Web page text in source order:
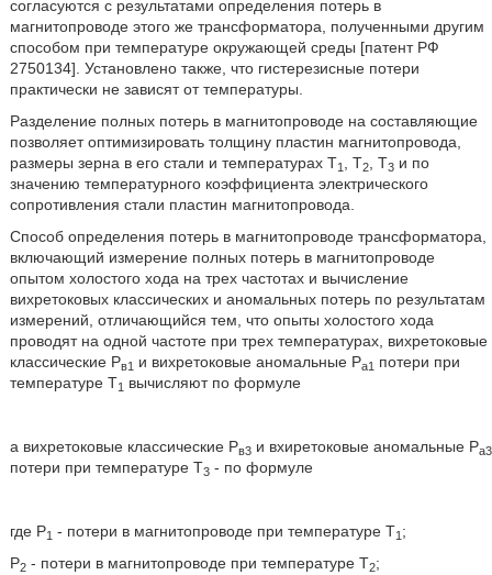
согласуются с результатами определения потерь в
магнитопроводе этого же трансформатора, полученными другим
способом при температуре окружающей среды [патент РФ
2750134]. Установлено также, что гистерезисные потери
практически не зависят от температуры.
Разделение полных потерь в магнитопроводе на составляющие
позволяет оптимизировать толщину пластин магнитопровода,
размеры зерна в его стали и температурах Т1 , Т2, Т3и по
значению температурного коэффициента электрического
сопротивления стали пластин магнитопровода.
Способ определения потерь в магнитопроводе трансформатора,
включающий измерение полных потерь в магнитопроводе
опытом холостого хода на трех частотах и вычисление
вихретоковых классических и аномальных потерь по результатам
измерений, отличающийся тем, что опыты холостого хода
проводят на одной частоте при трех температурах, вихретоковые
классические Рв1 и вихретоковые аномальные Ра1 потери при
температуре Т1 вычисляют по формуле
а вихретоковые классические Рв3и вхиретоковые аномальные Ра3
потери при температуре Т3- по формуле
где P1 - потери в магнитопроводе при температуре Т1 ;
Р2- потери в магнитопроводе при температуре Т2;